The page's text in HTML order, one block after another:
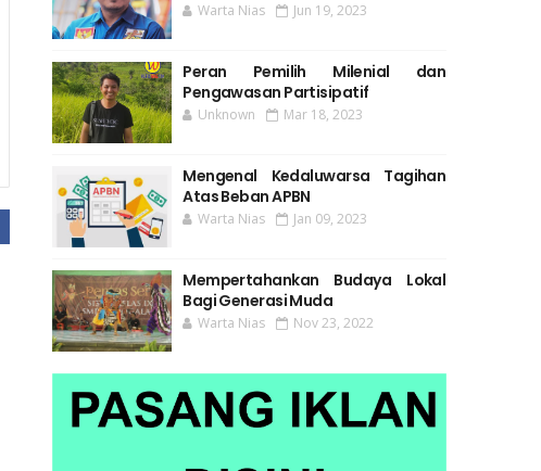
Warta Nias Jun 19, 2023
Peran Pemilih Milenial dan
Pengawasan Partisipatif
Unknown Mar 18, 2023
Mengenal Kedaluwarsa Tagihan
Atas Beban APBN
Warta Nias Jan 09, 2023
Mempertahankan Budaya Lokal
Bagi Generasi Muda
Warta Nias Nov 23, 2022